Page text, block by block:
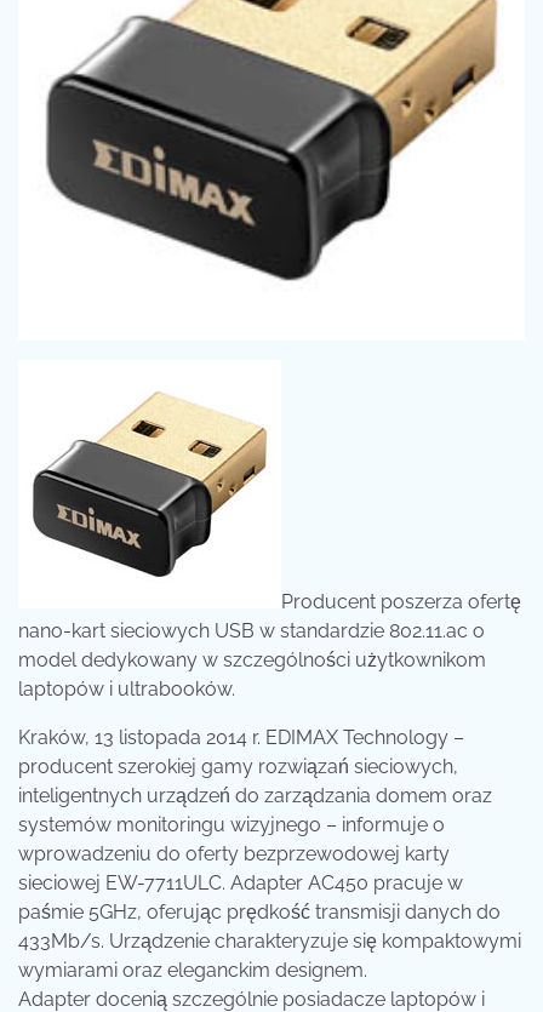
Producent poszerza ofertę
nano-kart sieciowych USB w standardzie 802.11.ac o
model dedykowany w szczególności użytkownikom
laptopów i ultrabooków.
Kraków, 13 listopada 2014 r. EDIMAX Technology –
producent szerokiej gamy rozwiązań sieciowych,
inteligentnych urządzeń do zarządzania domem oraz
systemów monitoringu wizyjnego – informuje o
wprowadzeniu do oferty bezprzewodowej karty
sieciowej EW-7711ULC. Adapter AC450 pracuje w
paśmie 5GHz, oferując prędkość transmisji danych do
433Mb/s. Urządzenie charakteryzuje się kompaktowymi
wymiarami oraz eleganckim designem.
Adapter docenią szczególnie posiadacze laptopów i